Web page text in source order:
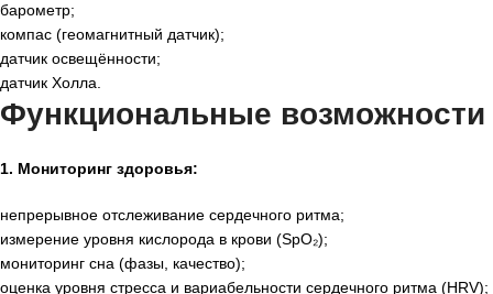
барометр;
компас (геомагнитный датчик);
датчик освещённости;
датчик Холла.
Функциональные возможности
1. Мониторинг здоровья:
непрерывное отслеживание сердечного ритма;
измерение уровня кислорода в крови (SpO₂);
мониторинг сна (фазы, качество);
оценка уровня стресса и вариабельности сердечного ритма (HRV);